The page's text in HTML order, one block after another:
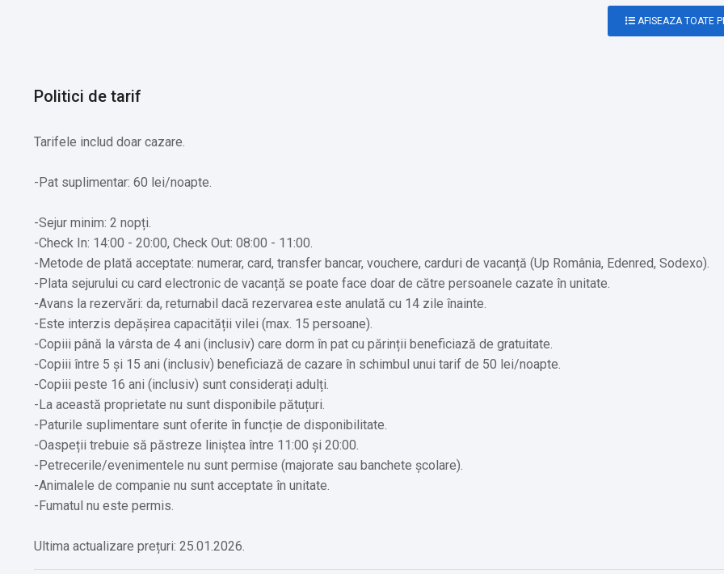
AFISEAZA TOATE
Politici de tarif
Tarifele includ doar cazare.
-Pat suplimentar: 60 lei/noapte.
-Sejur minim: 2 nopți.
-Check In: 14:00 - 20:00, Check Out: 08:00 - 11:00.
-Metode de plată acceptate: numerar, card, transfer bancar, vouchere, carduri de vacanță (Up România, Edenred, Sodexo).
-Plata sejurului cu card electronic de vacanță se poate face doar de către persoanele cazate în unitate.
-Avans la rezervări: da, returnabil dacă rezervarea este anulată cu 14 zile înainte.
-Este interzis depășirea capacității vilei (max. 15 persoane).
-Copiii până la vârsta de 4 ani (inclusiv) care dorm în pat cu părinții beneficiază de gratuitate.
-Copiii între 5 și 15 ani (inclusiv) beneficiază de cazare în schimbul unui tarif de 50 lei/noapte.
-Copiii peste 16 ani (inclusiv) sunt considerați adulți.
-La această proprietate nu sunt disponibile pătuțuri.
-Paturile suplimentare sunt oferite în funcție de disponibilitate.
-Oaspeții trebuie să păstreze liniștea între 11:00 și 20:00.
-Petrecerile/evenimentele nu sunt permise (majorate sau banchete școlare).
-Animalele de companie nu sunt acceptate în unitate.
-Fumatul nu este permis.
Ultima actualizare prețuri: 25.01.2026.